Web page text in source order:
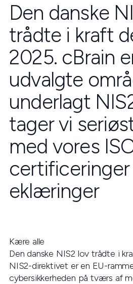
Den danske
trådte i kraft
2025. cBrain
udvalgte
underlagt
tager vi
med vores
certificeringer
eklæringer
Kære alle
Den danske NIS2 lov trådte i
NIS2-direktivet er en EU-
cybersikkerheden på tværs af